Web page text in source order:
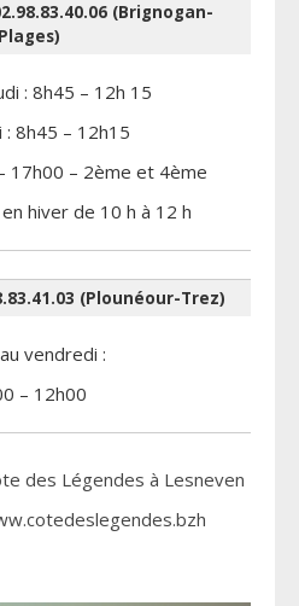
(Brignogan-
Plages)
: 8h45 – 12h 15
: 8h45 – 12h15
17h00 – 2ème et 4ème
hiver de 10 h à 12 h
(Plounéour-Trez)
vendredi :
– 12h00
des Légendes à Lesneven